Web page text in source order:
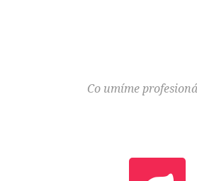
Letní i zimní